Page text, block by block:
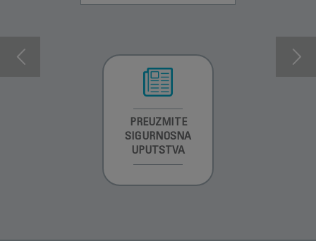
PREUZMITE
SIGURNOSNA
UPUTSTVA